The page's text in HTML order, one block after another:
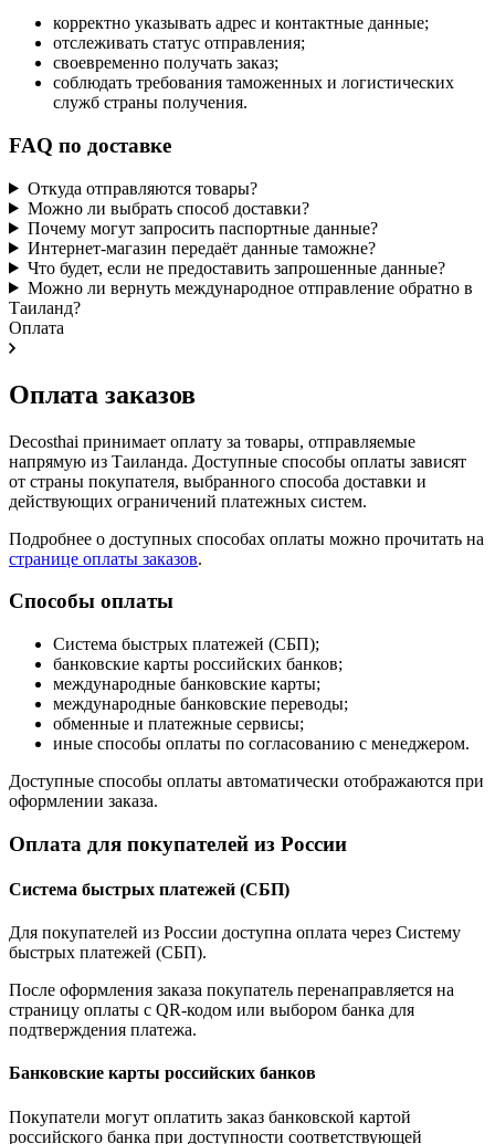
корректно указывать адрес и контактные данные;
отслеживать статус отправления;
своевременно получать заказ;
соблюдать требования таможенных и логистических
служб страны получения.
FAQ по доставке
Откуда отправляются товары?
Можно ли выбрать способ доставки?
Почему могут запросить паспортные данные?
Интернет-магазин передаёт данные таможне?
Что будет, если не предоставить запрошенные данные?
Можно ли вернуть международное отправление обратно в
Таиланд?
Оплата
Оплата заказов
Decosthai принимает оплату за товары, отправляемые
напрямую из Таиланда. Доступные способы оплаты зависят
от страны покупателя, выбранного способа доставки и
действующих ограничений платежных систем.
Подробнее о доступных способах оплаты можно прочитать на
странице оплаты заказов.
Способы оплаты
Система быстрых платежей (СБП);
банковские карты российских банков;
международные банковские карты;
международные банковские переводы;
обменные и платежные сервисы;
иные способы оплаты по согласованию с менеджером.
Доступные способы оплаты автоматически отображаются при
оформлении заказа.
Оплата для покупателей из России
Система быстрых платежей (СБП)
Для покупателей из России доступна оплата через Систему
быстрых платежей (СБП).
После оформления заказа покупатель перенаправляется на
страницу оплаты с QR-кодом или выбором банка для
подтверждения платежа.
Банковские карты российских банков
Покупатели могут оплатить заказ банковской картой
российского банка при доступности соответствующей